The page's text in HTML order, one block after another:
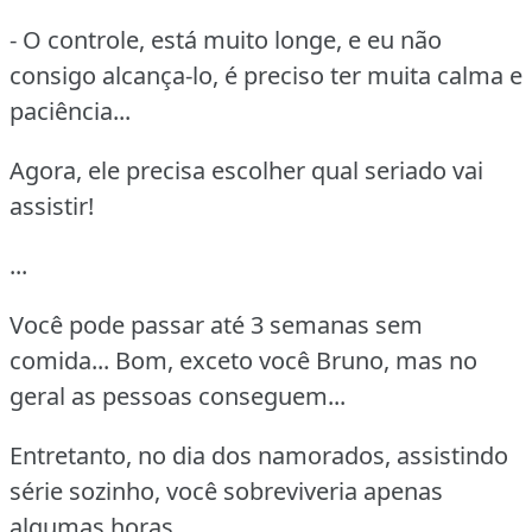
- O controle, está muito longe, e eu não
consigo alcança-lo, é preciso ter muita calma e
paciência...
Agora, ele precisa escolher qual seriado vai
assistir!
...
Você pode passar até 3 semanas sem
comida... Bom, exceto você Bruno, mas no
geral as pessoas conseguem...
Entretanto, no dia dos namorados, assistindo
série sozinho, você sobreviveria apenas